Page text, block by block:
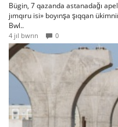
Bügin, 7 qazanda astanadağı
jımqıru isi» boyınşa şıqqan
Bwl..
4 jıl bwrın 0